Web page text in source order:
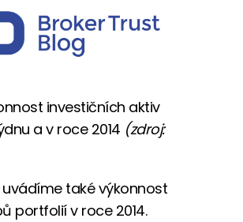
investičních aktiv
a v roce 2014 (zdroj:
také výkonnost
portfolií v roce 2014.